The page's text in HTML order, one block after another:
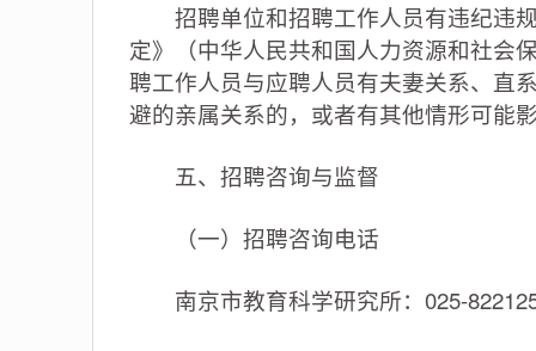
招聘单位和招聘工作人员有违纪违规
定》（中华人民共和国人力资源和社会
聘工作人员与应聘人员有夫妻关系、直
避的亲属关系的，或者有其他情形可能
五、招聘咨询与监督
（一）招聘咨询电话
南京市教育科学研究所：025-